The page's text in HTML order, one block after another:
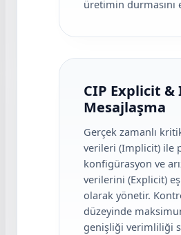
üretimin durmasını
CIP Explicit
Mesajlaşma
Gerçek zamanlı
verileri (Implicit) ile
konfigürasyon ve
verilerini (Explicit)
olarak yönetir.
düzeyinde
genişliği verimliliği